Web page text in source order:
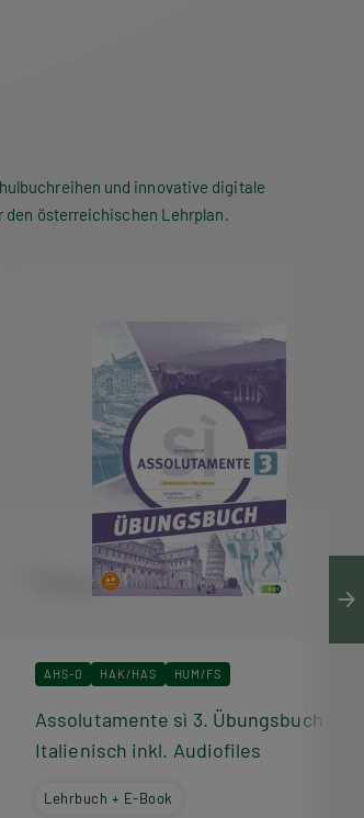
und innovative digitale
den österreichischen Lehrplan.
AHS-O HAK/HAS HUM/FS
Assolutamente sì 3. Übungsbuch
Italienisch inkl. Audiofiles
Lehrbuch + E-Book